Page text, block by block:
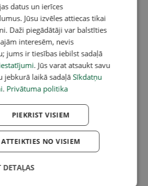
datus un ierīces
Jūsu izvēles attiecas tikai
Daži piegādātāji var balstīties
interesēm, nevis
jums ir tiesības iebilst sadaļā
. Jūs varat atsaukt savu
jebkurā laikā sadaļā Sīkdatņu
. Privātuma politika
PIEKRIST VISIEM
ATTEIKTIES NO VISIEM
DETAĻAS